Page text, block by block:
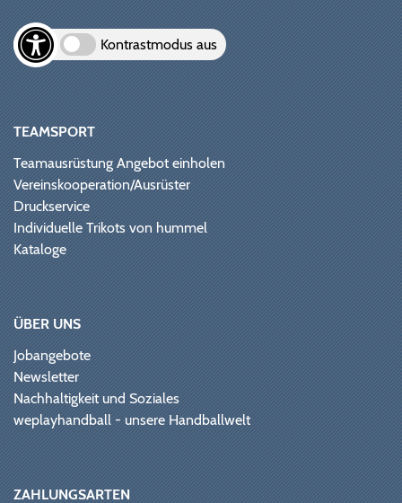
Kontrastmodus aus
TEAMSPORT
Teamausrüstung Angebot einholen
Vereinskooperation/Ausrüster
Druckservice
Individuelle Trikots von hummel
Kataloge
ÜBER UNS
Jobangebote
Newsletter
Nachhaltigkeit und Soziales
weplayhandball - unsere Handballwelt
ZAHLUNGSARTEN